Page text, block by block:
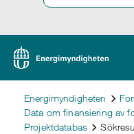
Energimyndigheten
Data om finansiering av
Projektdatabas